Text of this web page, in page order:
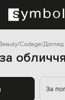
Codage
За